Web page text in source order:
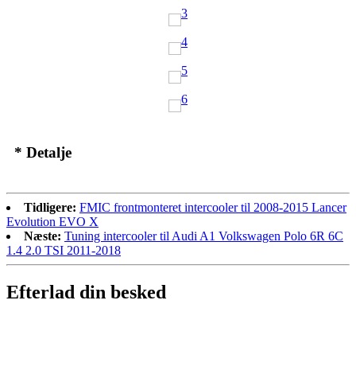
* Detalje
Tidligere: FMIC frontmonteret intercooler til 2008-2015 Lancer
Evolution EVO X
Næste: Tuning intercooler til Audi A1 Volkswagen Polo 6R 6C
1.4 2.0 TSI 2011-2018
Efterlad din besked